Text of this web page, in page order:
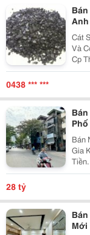
Cát Sỏi
Và
Cp
: 60
0438 *** ***
Bán
Gia
Kiếm 3,5Km. - Vị
28 tỷ
Mới